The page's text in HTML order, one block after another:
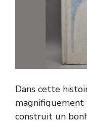
Dans cette
magnifiquement
construit un